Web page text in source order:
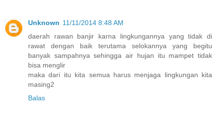
Unknown 11/11/2014 8:48 AM
daerah rawan banjir karna lingkungannya yang tidak di
rawat dengan baik terutama selokannya yang begitu
banyak sampahnya sehingga air hujan itu mampet tidak
bisa menglir
maka dari itu kita semua harus menjaga lingkungan kita
masing2
Balas